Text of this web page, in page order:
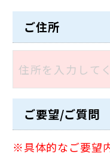
ご住所
ご要望/ご質問
具体的なご要望